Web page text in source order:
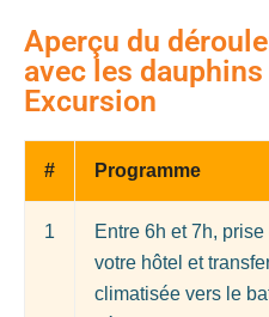
Aperçu du
avec les
Excursion
# Programme
1
Entre 6h et 7h,
votre hôtel et
climatisée vers le